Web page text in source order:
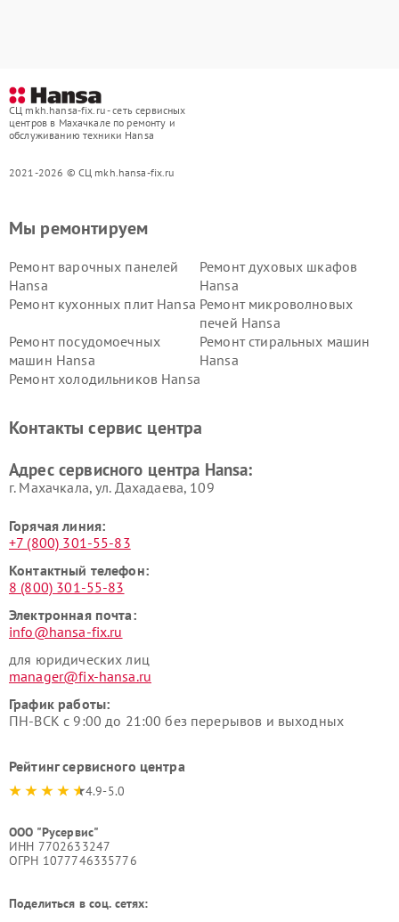
СЦ mkh.hansa-fix.ru - сеть сервисных
центров в Махачкале по ремонту и
обслуживанию техники Hansa
2021-2026 © СЦ mkh.hansa-fix.ru
Мы ремонтируем
Ремонт варочных панелей
Hansa
Ремонт духовых шкафов
Hansa
Ремонт кухонных плит Hansa Ремонт микроволновых
печей Hansa
Ремонт посудомоечных
машин Hansa
Ремонт стиральных машин
Hansa
Ремонт холодильников Hansa
Контакты сервис центра
Адрес сервисного центра Hansa:
г. Махачкала, ул. Дахадаева, 109
Горячая линия:
+7 (800) 301-55-83
Контактный телефон:
8 (800) 301-55-83
Электронная почта:
info@hansa-fix.ru
для юридических лиц
manager@fix-hansa.ru
График работы:
ПН-ВСК с 9:00 до 21:00 без перерывов и выходных
Рейтинг сервисного центра
4.9-5.0
ООО "Русервис"
ИНН 7702633247
ОГРН 1077746335776
Поделиться в соц. сетях: